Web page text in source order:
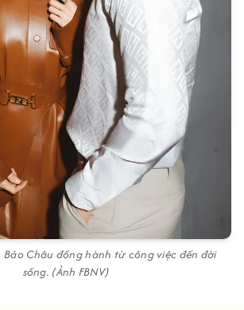
Bảo Châu đồng hành từ công việc đến đời
sống. (Ảnh FBNV)